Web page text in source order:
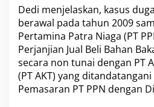
K
a
s
u
s
D
u
g
a
Dedi menjelaskan, kasus
berawal pada tahun 2009
Pertamina Patra Niaga (PT
Perjanjian Jual Beli Bahan
secara non tunai dengan PT
(PT AKT) yang
Pemasaran PT PPN dengan